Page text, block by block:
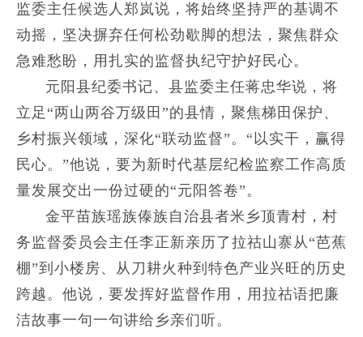
监委主任候选人郑岚说，将始终坚持严的基调不
动摇，坚决摒弃任何松劲歇脚的想法，聚焦群众
急难愁盼，用扎实的监督执纪守护好民心。
元阳县纪委书记、县监委主任蒋忠华说，将
立足“两山两谷万级田”的县情，聚焦梯田保护、
乡村振兴领域，深化“联动监督”。“以实干，赢得
民心。”他说，要为新时代基层纪检监察工作高质
量发展交出一份过硬的“元阳答卷”。
金平苗族瑶族傣族自治县者米乡顶青村，村
务监督委员会主任李正新亲历了拉祜山寨从“芭蕉
棚”到小楼房、从刀耕火种到特色产业兴旺的历史
跨越。他说，要发挥好监督作用，用拉祜语把廉
洁故事一句一句讲给乡亲们听。